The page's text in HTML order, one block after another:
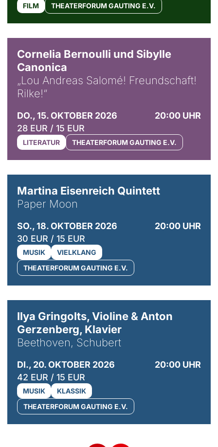
FILM THEATERFORUM GAUTING E.V.
Cornelia Bernoulli und Sibylle
Canonica
„Lou Andreas Salomé! Freundschaft!
Rilke!“
DO., 15. OKTOBER 2026
20:00 UHR
28 EUR / 15 EUR
LITERATUR THEATERFORUM GAUTING E.V.
Martina Eisenreich Quintett
Paper Moon
SO., 18. OKTOBER 2026
20:00 UHR
30 EUR / 15 EUR
MUSIK
VIELKLANG
THEATERFORUM GAUTING E.V.
Ilya Gringolts, Violine & Anton
Gerzenberg, Klavier
Beethoven, Schubert
DI., 20. OKTOBER 2026
20:00 UHR
42 EUR / 15 EUR
MUSIK
KLASSIK
THEATERFORUM GAUTING E.V.